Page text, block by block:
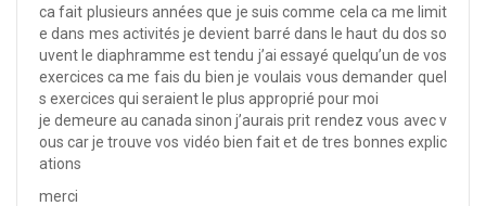
ca fait plusieurs années que je suis comme cela ca me limit
e dans mes activités je devient barré dans le haut du dos so
uvent le diaphramme est tendu j’ai essayé quelqu’un de vos
exercices ca me fais du bien je voulais vous demander quel
s exercices qui seraient le plus approprié pour moi
je demeure au canada sinon j’aurais prit rendez vous avec v
ous car je trouve vos vidéo bien fait et de tres bonnes explic
ations
merci